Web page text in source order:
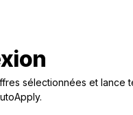
sélectionnées et lance